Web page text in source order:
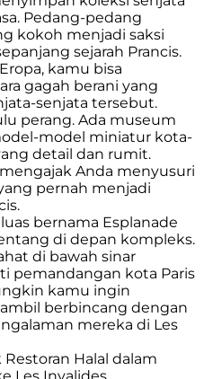
Pedang-pedang
kokoh menjadi saksi
sejarah Prancis.
kamu bisa
gagah berani yang
senjata tersebut.
perang. Ada museum
model miniatur kota-
detail dan rumit.
Anda menyusuri
pernah menjadi
bernama Esplanade
di depan kompleks.
di bawah sinar
pemandangan kota Paris
kamu ingin
berbincang dengan
mereka di Les
Halal dalam